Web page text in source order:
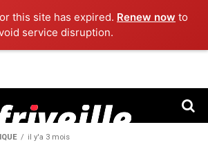
this site has expired. Renew now to
service disruption.
il y'a 3 mois